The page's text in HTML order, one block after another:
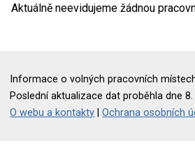
Aktuálně neevidujeme žádnou
Informace o volných pracovních
Poslední aktualizace dat proběhla dne 8.
O webu a kontakty |Ochrana osobních